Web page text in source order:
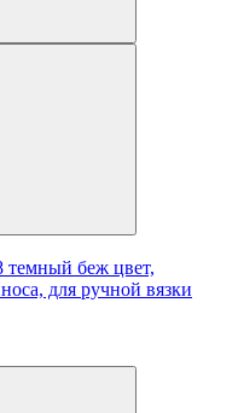
беж цвет,
для ручной вязки